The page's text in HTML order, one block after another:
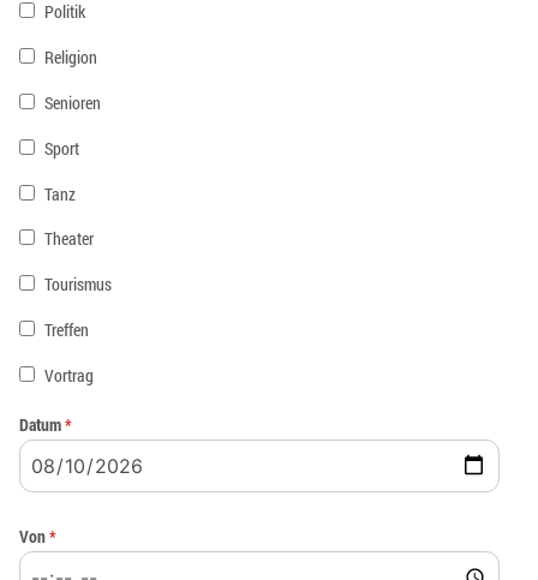
Politik
Religion
Senioren
Sport
Tanz
Theater
Tourismus
Treffen
Vortrag
Datum*
Von*